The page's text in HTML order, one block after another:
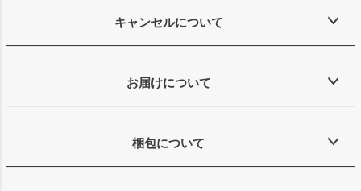
キャンセルについて
お届けについて
梱包について